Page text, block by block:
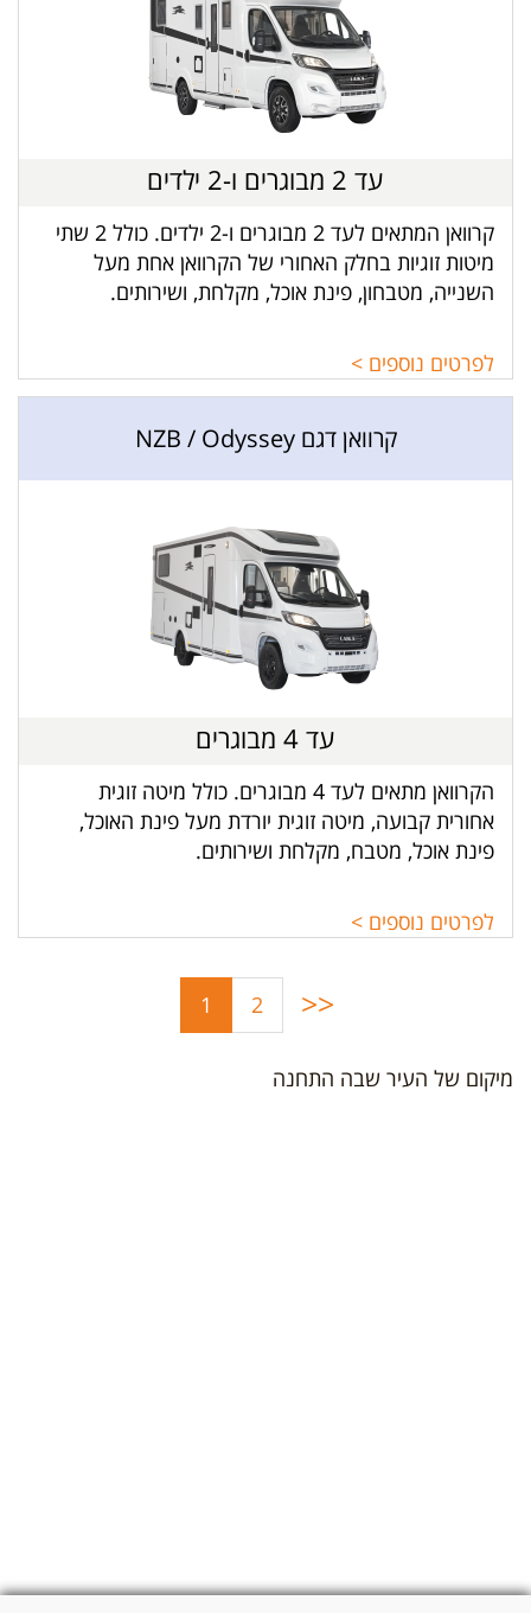
עד 2 מבוגרים ו-2 ילדים
קרוואן המתאים לעד 2 מבוגרים ו-2 ילדים. כולל 2 שתי
מיטות זוגיות בחלק האחורי של הקרוואן אחת מעל
השנייה, מטבחון, פינת אוכל, מקלחת, ושירותים.
לפרטים נוספים >
קרוואן דגם NZB / Odyssey
עד 4 מבוגרים
הקרוואן מתאים לעד 4 מבוגרים. כולל מיטה זוגית
אחורית קבועה, מיטה זוגית יורדת מעל פינת האוכל,
פינת אוכל, מטבח, מקלחת ושירותים.
לפרטים נוספים >
(current)
1 2 <<
מיקום של העיר שבה התחנה